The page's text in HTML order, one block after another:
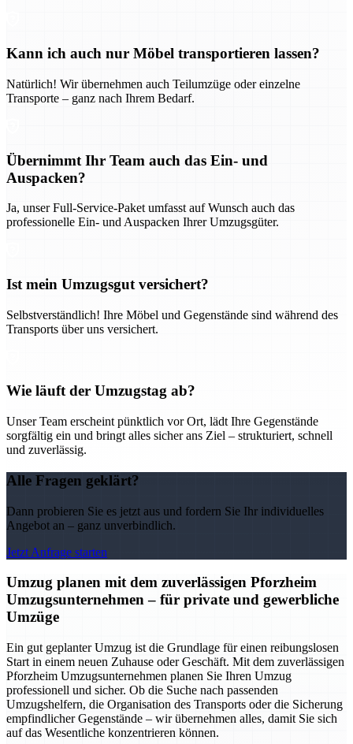
Kann ich auch nur Möbel transportieren lassen?
Natürlich! Wir übernehmen auch Teilumzüge oder einzelne
Transporte – ganz nach Ihrem Bedarf.
Übernimmt Ihr Team auch das Ein- und
Auspacken?
Ja, unser Full-Service-Paket umfasst auf Wunsch auch das
professionelle Ein- und Auspacken Ihrer Umzugsgüter.
Ist mein Umzugsgut versichert?
Selbstverständlich! Ihre Möbel und Gegenstände sind während des
Transports über uns versichert.
Wie läuft der Umzugstag ab?
Unser Team erscheint pünktlich vor Ort, lädt Ihre Gegenstände
sorgfältig ein und bringt alles sicher ans Ziel – strukturiert, schnell
und zuverlässig.
Alle Fragen geklärt?
Dann probieren Sie es jetzt aus und fordern Sie Ihr individuelles
Angebot an – ganz unverbindlich.
Jetzt Anfrage starten
Umzug planen mit dem zuverlässigen Pforzheim
Umzugsunternehmen – für private und gewerbliche
Umzüge
Ein gut geplanter Umzug ist die Grundlage für einen reibungslosen
Start in einem neuen Zuhause oder Geschäft. Mit dem zuverlässigen
Pforzheim Umzugsunternehmen planen Sie Ihren Umzug
professionell und sicher. Ob die Suche nach passenden
Umzugshelfern, die Organisation des Transports oder die Sicherung
empfindlicher Gegenstände – wir übernehmen alles, damit Sie sich
auf das Wesentliche konzentrieren können.